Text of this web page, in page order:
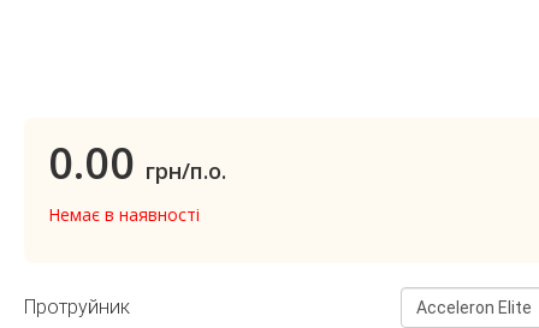
0.00 грн/п.о.
Немає в наявності
Протруйник Acceleron Elite